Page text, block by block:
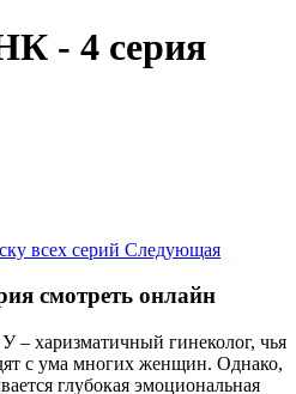
- 4 серия
всех серий Следующая
смотреть онлайн
харизматичный гинеколог, чья
с ума многих женщин. Однако,
глубокая эмоциональная